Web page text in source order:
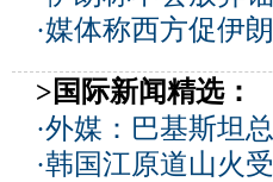
·媒体称西方促伊
>国际新闻精选：
·外媒：巴基斯坦
·韩国江原道山火